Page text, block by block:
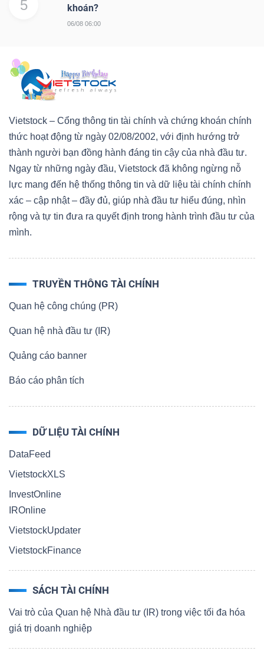
5 khoán?
06/08 06:00
Vietstock – Cổng thông tin tài chính và chứng khoán chính
thức hoạt động từ ngày 02/08/2002, với định hướng trở
thành người bạn đồng hành đáng tin cậy của nhà đầu tư.
Ngay từ những ngày đầu, Vietstock đã không ngừng nỗ
lực mang đến hệ thống thông tin và dữ liệu tài chính chính
xác – cập nhật – đầy đủ, giúp nhà đầu tư hiểu đúng, nhìn
rộng và tự tin đưa ra quyết định trong hành trình đầu tư của
mình.
TRUYỀN THÔNG TÀI CHÍNH
Quan hệ công chúng (PR)
Quan hệ nhà đầu tư (IR)
Quảng cáo banner
Báo cáo phân tích
DỮ LIỆU TÀI CHÍNH
DataFeed
VietstockXLS
InvestOnline
IROnline
VietstockUpdater
VietstockFinance
SÁCH TÀI CHÍNH
Vai trò của Quan hệ Nhà đầu tư (IR) trong việc tối đa hóa
giá trị doanh nghiệp